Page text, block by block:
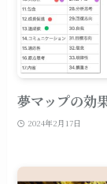
夢マップの効
2024年2月17日